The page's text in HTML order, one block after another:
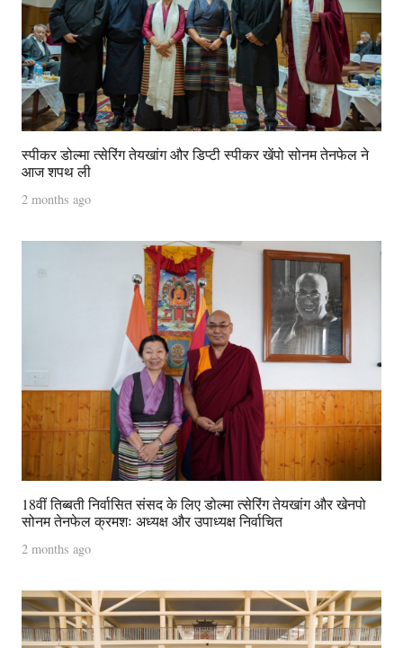
स्पीकर डोल्मा त्सेरिंग तेयखांग और डिप्टी स्पीकर खेंपो सोनम तेनफेल ने
आज शपथ ली
2 months ago
18वीं तिब्बती निर्वासित संसद के लिए डोल्मा त्सेरिंग तेयखांग और खेनपो
सोनम तेनफेल क्रमशः अध्यक्ष और उपाध्यक्ष निर्वाचित
2 months ago